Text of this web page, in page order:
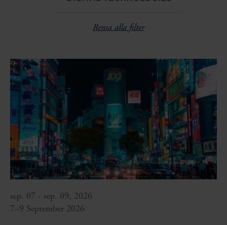
Rensa alla filter
sep. 07 - sep. 09, 2026
7–9 September 2026